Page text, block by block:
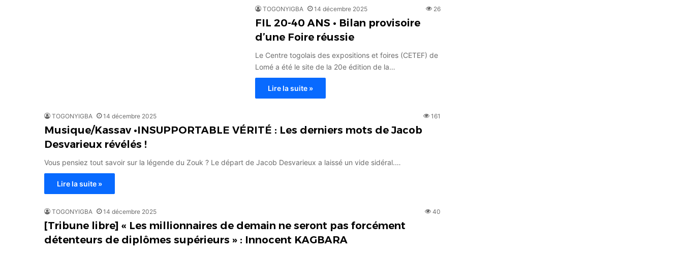
TOGONYIGBA 14 décembre 2025 26
FIL 20-40 ANS • Bilan provisoire
d’une Foire réussie
Le Centre togolais des expositions et foires (CETEF) de
Lomé a été le site de la 20e édition de la…
Lire la suite »
TOGONYIGBA 14 décembre 2025 161
Musique/Kassav •INSUPPORTABLE VÉRITÉ : Les derniers mots de Jacob
Desvarieux révélés !
Vous pensiez tout savoir sur la légende du Zouk ? Le départ de Jacob Desvarieux a laissé un vide sidéral.…
Lire la suite »
TOGONYIGBA 14 décembre 2025 40
[Tribune libre] « Les millionnaires de demain ne seront pas forcément
détenteurs de diplômes supérieurs » : Innocent KAGBARA